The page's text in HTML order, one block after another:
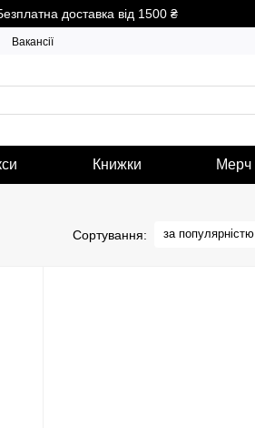
доставка від 1500 ₴
Вакансії
Книжки Мерч
Сортування: за популярністю